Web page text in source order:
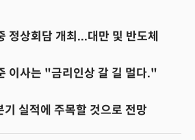
정상회담 개최...대만 및 반도체
이사는 "금리인상 갈 길 멀다."
기 실적에 주목할 것으로 전망